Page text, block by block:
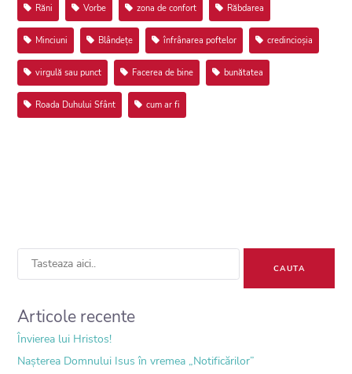
Răni Vorbe zona de confort Răbdarea
Minciuni Blândețe înfrânarea poftelor credincioșia
virgulă sau punct Facerea de bine bunătatea
Roada Duhului Sfânt cum ar fi
Articole recente
Învierea lui Hristos!
Nașterea Domnului Isus în vremea „Notificărilor”